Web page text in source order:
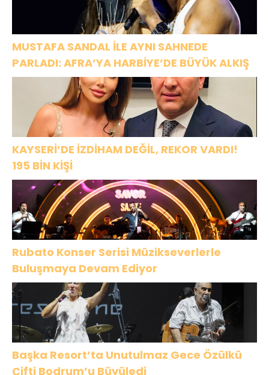
MUSTAFA SANDAL İLE AYNI SAHNEDE
PARLADI: AFRA’YA HARBİYE’DE BÜYÜK ALKIŞ
KAYSERİ’DE İZDİHAM DEĞİL, REKOR VARDI!
195 BİN KİŞİ
Rubato Konser Serisi Müzikseverlerle
Buluşmaya Devam Ediyor
Başka Resort’ta Unutulmaz Gece Özülkü
Çifti Bodrum’u Büyüledi